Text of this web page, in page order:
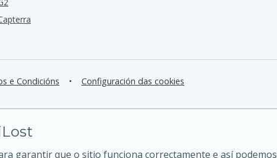
e Condicións • Configuración das cookies
garantir que o sitio funciona correctamente e así podemos